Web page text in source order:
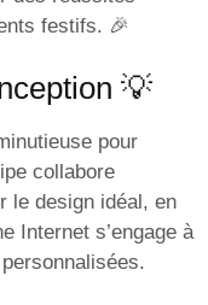
festifs. 🎉
💡
pour
collabore
le design idéal, en
Internet s’engage à